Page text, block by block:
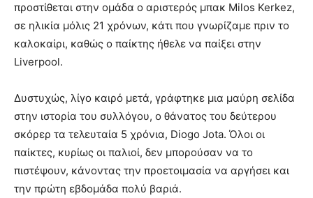
προστίθεται στην ομάδα ο αριστερός μπακ Milos Kerkez,
σε ηλικία μόλις 21 χρόνων, κάτι που γνωρίζαμε πριν το
καλοκαίρι, καθώς ο παίκτης ήθελε να παίξει στην
Liverpool.
Δυστυχώς, λίγο καιρό μετά, γράφτηκε μια μαύρη σελίδα
στην ιστορία του συλλόγου, ο θάνατος του δεύτερου
σκόρερ τα τελευταία 5 χρόνια, Diogo Jota. Όλοι οι
παίκτες, κυρίως οι παλιοί, δεν μπορούσαν να το
πιστέψουν, κάνοντας την προετοιμασία να αργήσει και
την πρώτη εβδομάδα πολύ βαριά.